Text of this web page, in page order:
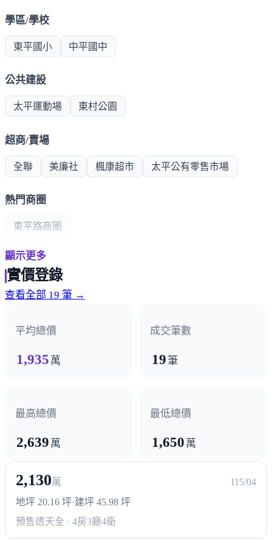
學區/學校
東平國小 中平國中
公共建設
太平運動場 東村公園
超商/賣場
全聯 美廉社 楓康超市 太平公有零售市場
熱門商圈
東平路商圈
醫療機構
顯示更多
實價登錄
查看全部 19 筆 →
平均總價
1,935 萬
成交筆數
19筆
最高總價
2,639 萬
最低總價
1,650 萬
2,130萬
115/04
地坪 20.16 坪·建坪 45.98 坪
預售透天全 · 4房3廳4衛